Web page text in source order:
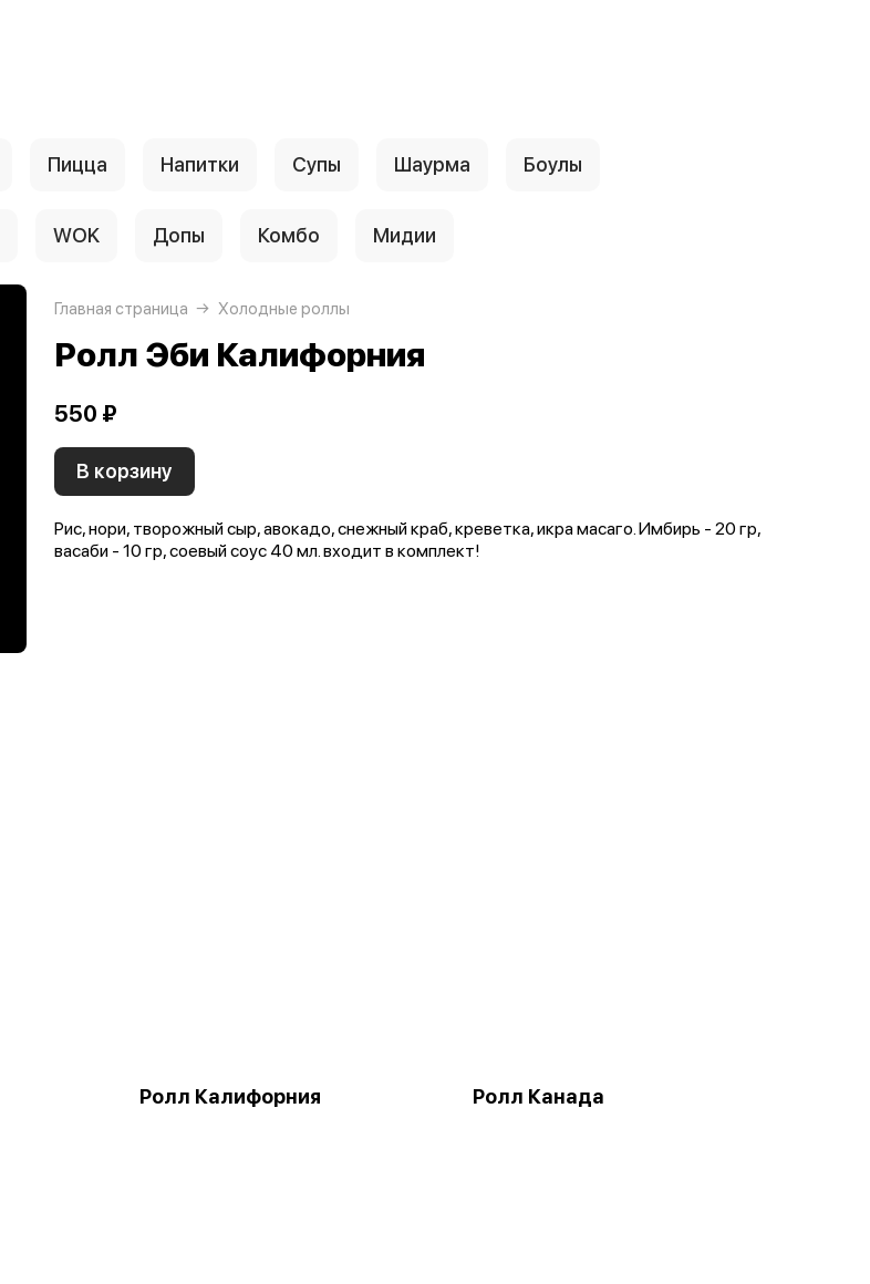
Пицца Напитки Супы Шаурма Боулы
WOK Допы Комбо Мидии
Главная страница Холодные роллы
Ролл Эби Калифорния
550 ₽
В корзину
Рис, нори, творожный сыр, авокадо, снежный краб, креветка, икра масаго. Имбирь - 20 гр,
васаби - 10 гр, соевый соус 40 мл. входит в комплект!
Ролл Калифорния Ролл Канада